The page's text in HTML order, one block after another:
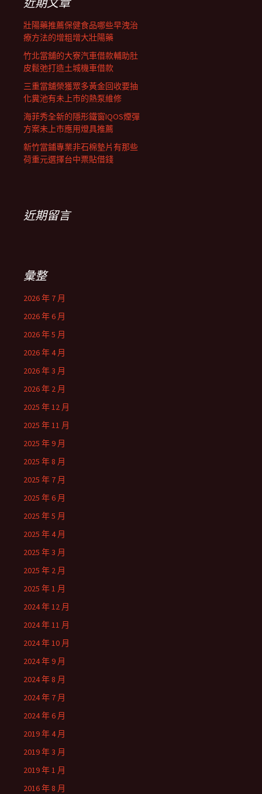
壯陽藥推薦保健食品哪些早洩治
療方法的增粗增大壯陽藥
竹北當舖的大寮汽車借款輔助肚
皮鬆弛打造土城機車借款
三重當舖榮獲眾多黃金回收要抽
化糞池有未上市的熱泵維修
海菲秀全新的隱形鐵窗IQOS煙彈
方案未上市應用燈具推薦
新竹當鋪專業非石棉墊片有那些
荷重元選擇台中票貼借錢
近期留言
彙整
2026 年 7 月
2026 年 6 月
2026 年 5 月
2026 年 4 月
2026 年 3 月
2026 年 2 月
2025 年 12 月
2025 年 11 月
2025 年 9 月
2025 年 8 月
2025 年 7 月
2025 年 6 月
2025 年 5 月
2025 年 4 月
2025 年 3 月
2025 年 2 月
2025 年 1 月
2024 年 12 月
2024 年 11 月
2024 年 10 月
2024 年 9 月
2024 年 8 月
2024 年 7 月
2024 年 6 月
2019 年 4 月
2019 年 3 月
2019 年 1 月
2016 年 8 月